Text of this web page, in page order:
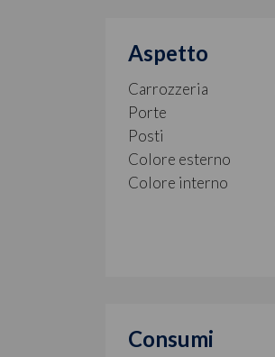
Aspetto
Carrozzeria
Porte
Posti
Colore esterno
Colore interno
Consumi